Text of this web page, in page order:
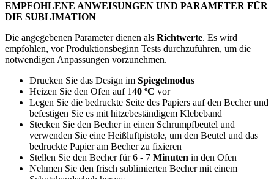
EMPFOHLENE ANWEISUNGEN UND PARAMETER FÜR
DIE SUBLIMATION
Die angegebenen Parameter dienen als Richtwerte. Es wird
empfohlen, vor Produktionsbeginn Tests durchzuführen, um die
notwendigen Anpassungen vorzunehmen.
Drucken Sie das Design im Spiegelmodus
Heizen Sie den Ofen auf 140 ºC vor
Legen Sie die bedruckte Seite des Papiers auf den Becher und
befestigen Sie es mit hitzebeständigem Klebeband
Stecken Sie den Becher in einen Schrumpfbeutel und
verwenden Sie eine Heißluftpistole, um den Beutel und das
bedruckte Papier am Becher zu fixieren
Stellen Sie den Becher für6 - 7 Minuten in den Ofen
Nehmen Sie den frisch sublimierten Becher mit einem